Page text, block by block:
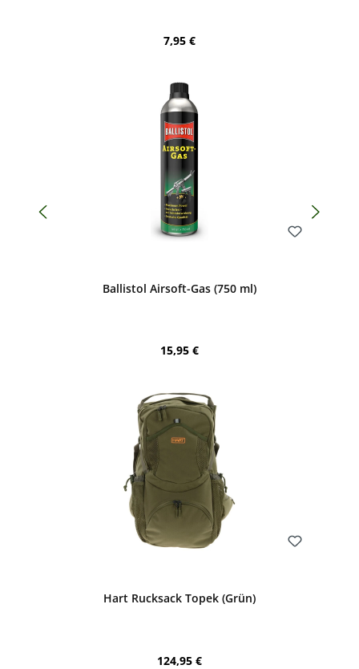
Regulärer Preis:
7,95 €
Ballistol Airsoft-Gas (750 ml)
Regulärer Preis:
15,95 €
Hart Rucksack Topek (Grün)
Regulärer Preis:
124,95 €